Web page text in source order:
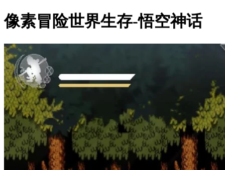
像素冒险世界生存-悟空神话